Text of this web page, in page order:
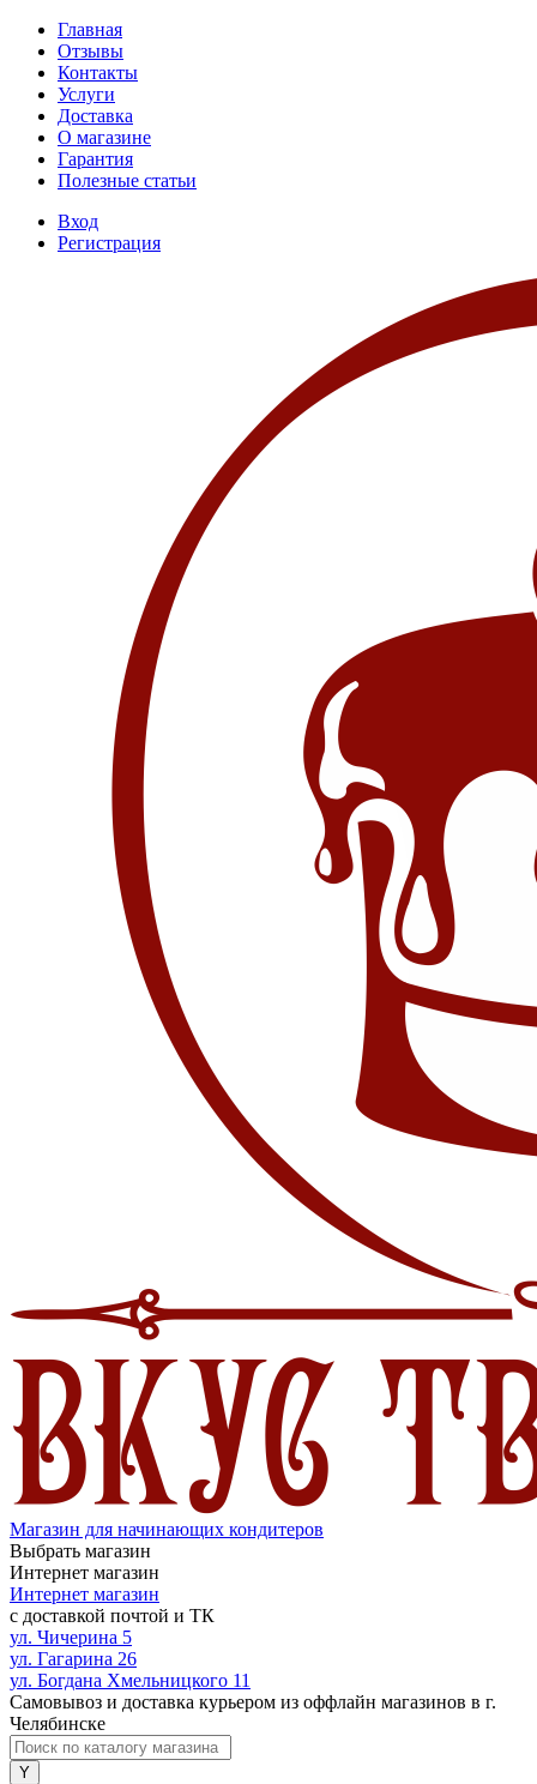
Главная
Отзывы
Контакты
Услуги
Доставка
О магазине
Гарантия
Полезные статьи
Вход
Регистрация
Магазин для начинающих кондитеров
Выбрать магазин
Интернет магазин
Интернет магазин
с доставкой почтой и ТК
ул. Чичерина 5
ул. Гагарина 26
ул. Богдана Хмельницкого 11
Самовывоз и доставка курьером из оффлайн магазинов в г.
Челябинске